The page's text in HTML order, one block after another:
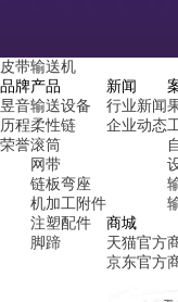
皮带输送机
品牌
昱音
历程
荣誉
产品
输送设备
柔性链
滚筒
网带
链板弯座
机加工附件
注塑配件
脚蹄
新闻
行业新闻
企业动态
商城
天猫官方
京东官方